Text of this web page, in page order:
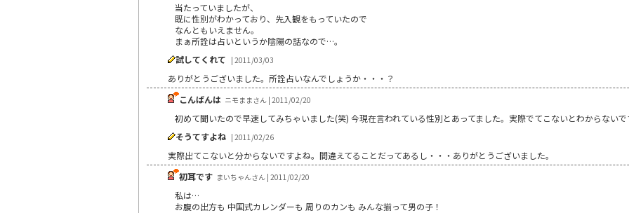
当たっていましたが、
既に性別がわかっており、先入観をもっていたので
なんともいえません。
まぁ所詮は占いというか陰陽の話なので…。
試してくれて | 2011/03/03
ありがとうございました。所詮占いなんでしょうか・・・？
こんばんは ニモままさん | 2011/02/20
初めて聞いたので早速してみちゃいました(笑) 今現在言われている性別とあってました。実際でてこないとわからない
そうてすよね | 2011/02/26
実際出てこないと分からないですよね。間違えてることだってあるし・・・ありがとうございました。
初耳です まいちゃんさん | 2011/02/20
私は…
お腹の出方も 中国式カレンダーも 周りのカンも みんな揃って男の子！